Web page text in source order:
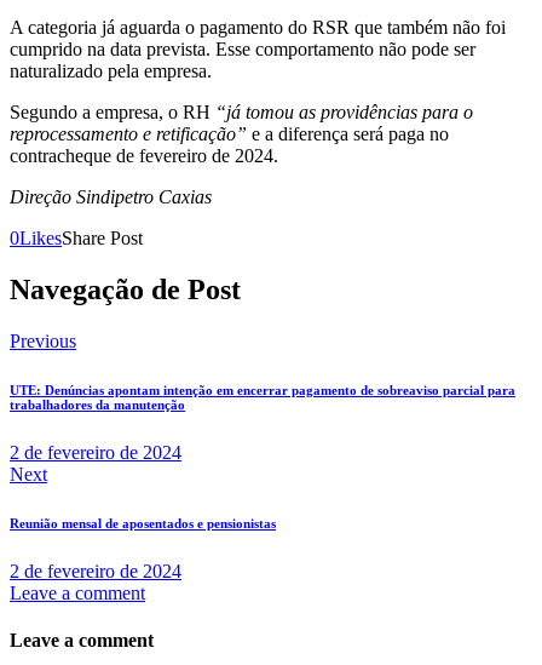
A categoria já aguarda o pagamento do RSR que também não foi
cumprido na data prevista. Esse comportamento não pode ser
naturalizado pela empresa.
Segundo a empresa, o RH “já tomou as providências para o
reprocessamento e retificação” e a diferença será paga no
contracheque de fevereiro de 2024.
Direção Sindipetro Caxias
0LikesShare Post
Navegação de Post
Previous
UTE: Denúncias apontam intenção em encerrar pagamento de sobreaviso parcial para
trabalhadores da manutenção
2 de fevereiro de 2024
Next
Reunião mensal de aposentados e pensionistas
2 de fevereiro de 2024
Leave a comment
Leave a comment